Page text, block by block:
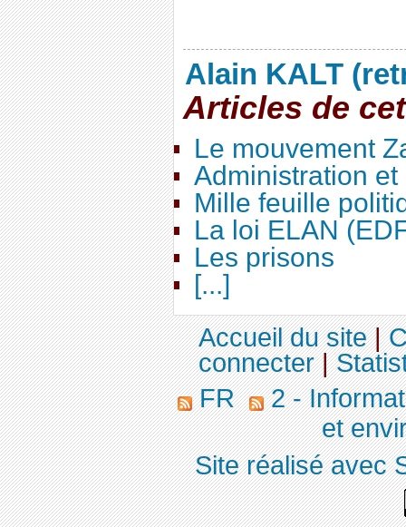
Alain KALT
Articles de
Le mouvement
Administration
Mille feuille
La loi ELAN
Les prisons
[...]
Accueil du site|
connecter|
FR
2 -
et
Site réalisé avec